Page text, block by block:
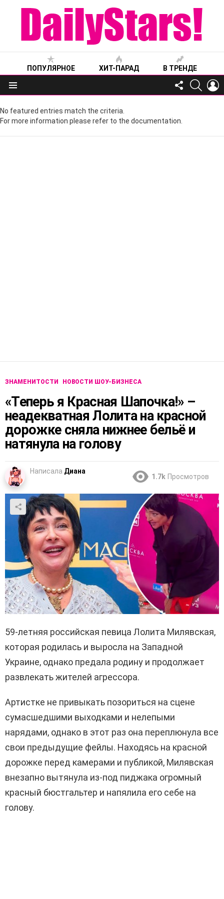
ПОПУЛЯРНОЕ ХИТ-ПАРАД В ТРЕНДЕ
Меню
FOLLOW
US
No featured entries match the criteria.
For more information please refer to the documentation.
ЗНАМЕНИТОСТИ НОВОСТИ ШОУ-БИЗНЕСА
«Теперь я Красная Шапочка!» –
неадекватная Лолита на красной
дорожке сняла нижнее бельё и
натянула на голову
Написала Диана
1.7k Просмотров
59-летняя российская певица Лолита Милявская,
которая родилась и выросла на Западной
Украине, однако предала родину и продолжает
развлекать жителей агрессора.
Артистке не привыкать позориться на сцене
сумасшедшими выходками и нелепыми
нарядами, однако в этот раз она переплюнула все
свои предыдущие фейлы. Находясь на красной
дорожке перед камерами и публикой, Милявская
внезапно вытянула из-под пиджака огромный
красный бюстгальтер и напялила его себе на
голову.